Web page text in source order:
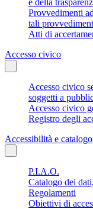
Provvedimenti
tali
Atti di
Accesso civico
Accesso civico
soggetti a
Accesso civico
Registro degli
Accessibilità e
P.I.A.O.
Catalogo dei
Regolamenti
Obiettivi di